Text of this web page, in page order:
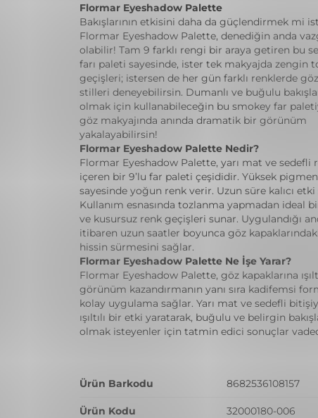
Flormar Eyeshadow Palette
Bakışlarının etkisini daha da güçlendirmek mi
Flormar Eyeshadow Palette, denediğin anda
olabilir! Tam 9 farklı rengi bir araya getiren bu
farı paleti sayesinde, ister tek makyajda zengin
geçişleri; istersen de her gün farklı renklerde
stilleri deneyebilirsin. Dumanlı ve buğulu
olmak için kullanabileceğin bu smokey far
göz makyajında anında dramatik bir görünüm
yakalayabilirsin!
Flormar Eyeshadow Palette Nedir?
Flormar Eyeshadow Palette, yarı mat ve sedefli
içeren bir 9’lu far paleti çeşididir. Yüksek
sayesinde yoğun renk verir. Uzun süre kalıcı etki
Kullanım esnasında tozlanma yapmadan ideal
ve kusursuz renk geçişleri sunar. Uygulandığı
itibaren uzun saatler boyunca göz
hissin sürmesini sağlar.
Flormar Eyeshadow Palette Ne İşe Yarar?
Flormar Eyeshadow Palette, göz kapaklarına
görünüm kazandırmanın yanı sıra kadifemsi
kolay uygulama sağlar. Yarı mat ve sedefli
ışıltılı bir etki yaratarak, buğulu ve belirgin
olmak isteyenler için tatmin edici sonuçlar
Ürün Barkodu 8682536108157
Ürün Kodu 32000180-006